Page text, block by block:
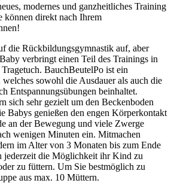
modernes und ganzheitliches Training
können direkt nach Ihrem
die Rückbildungsgymnastik auf, aber
verbringt einen Teil des Trainings in
BauchBeutelPo ist ein
sowohl die Ausdauer als auch die
Entspannungsübungen beinhaltet.
sich sehr gezielt um den Beckenboden
Babys genießen den engen Körperkontakt
an der Bewegung und viele Zwerge
wenigen Minuten ein. Mitmachen
im Alter von 3 Monaten bis zum Ende
jederzeit die Möglichkeit ihr Kind zu
zu füttern. Um Sie bestmöglich zu
aus max. 10 Müttern.